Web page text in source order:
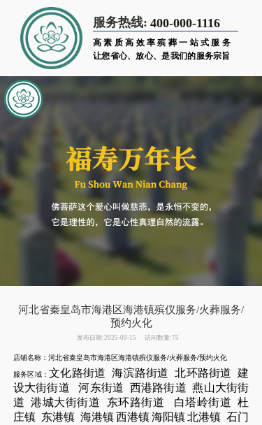
服务热线: 400-000-1116
高素质高效率殡葬一站式服务
让您省心、放心、是我们的服务宗旨
河北省秦皇岛市海港区海港镇殡仪服务/火葬服务/
预约火化
发布日期:2025-09-15 访问数量:75
店铺名称：河北省秦皇岛市海港区海港镇殡仪服务/火葬服务/预约火化
服务区域： 文化路街道 海滨路街道 北环路街道
建
设大街街道
河东街道 西港路街道 燕山大街街
道
港城大街街道 东环路街道 白塔岭街道
杜
庄镇 东港镇 海港镇西港镇海阳镇北港镇 石门